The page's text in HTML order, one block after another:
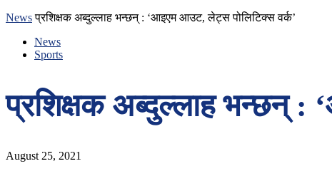
News प्रशिक्षक अब्दुल्लाह भन्छन् : ‘आइएम आउट, लेट्स पोलिटिक्स वर्क’
News
Sports
प्रशिक्षक अब्दुल्लाह भन्छन् :
August 25, 2021